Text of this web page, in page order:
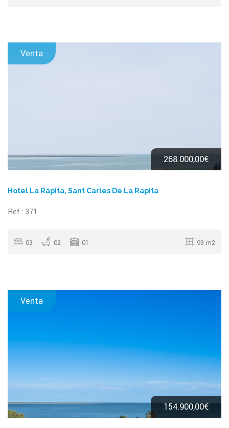
Venta
268.000,00€
Hotel La Rápita, Sant Carles De La Rapita
Ref.: 371
03 02 01 93 m2
Venta
154.900,00€